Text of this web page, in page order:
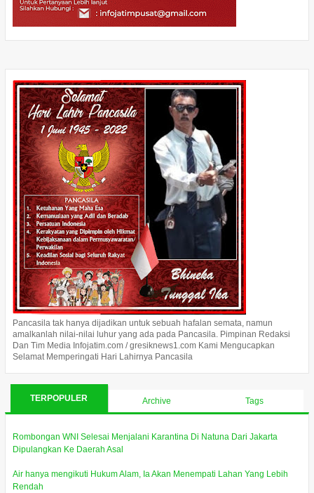
Pancasila tak hanya dijadikan untuk sebuah hafalan semata, namun
amalkanlah nilai-nilai luhur yang ada pada Pancasila. Pimpinan Redaksi
Dan Tim Media Infojatim.com / gresiknews1.com Kami Mengucapkan
Selamat Memperingati Hari Lahirnya Pancasila
TERPOPULER Archive Tags
Rombongan WNI Selesai Menjalani Karantina Di Natuna Dari Jakarta
Dipulangkan Ke Daerah Asal
Air hanya mengikuti Hukum Alam, Ia Akan Menempati Lahan Yang Lebih
Rendah